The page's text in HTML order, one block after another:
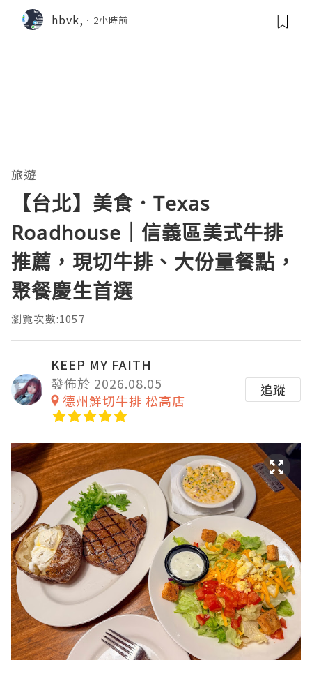
hbvk, 2小時前
旅遊
【台北】美食．Texas
Roadhouse｜信義區美式牛排
推薦，現切牛排、大份量餐點，
聚餐慶生首選
瀏覽次數:1057
KEEP MY FAITH
發佈於 2026.08.05
德州鮮切牛排 松高店
追蹤